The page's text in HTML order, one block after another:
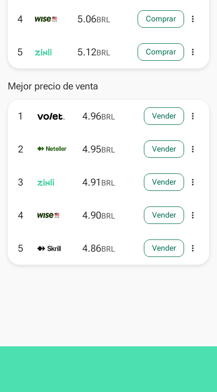
4 5.06BRL Comprar more_vert
5 5.12BRL Comprar more_vert
Mejor precio de venta
1 4.96BRL Vender more_vert
2 4.95BRL Vender more_vert
3 4.91 BRL Vender more_vert
4 4.90BRL Vender more_vert
5 4.86BRL Vender more_vert